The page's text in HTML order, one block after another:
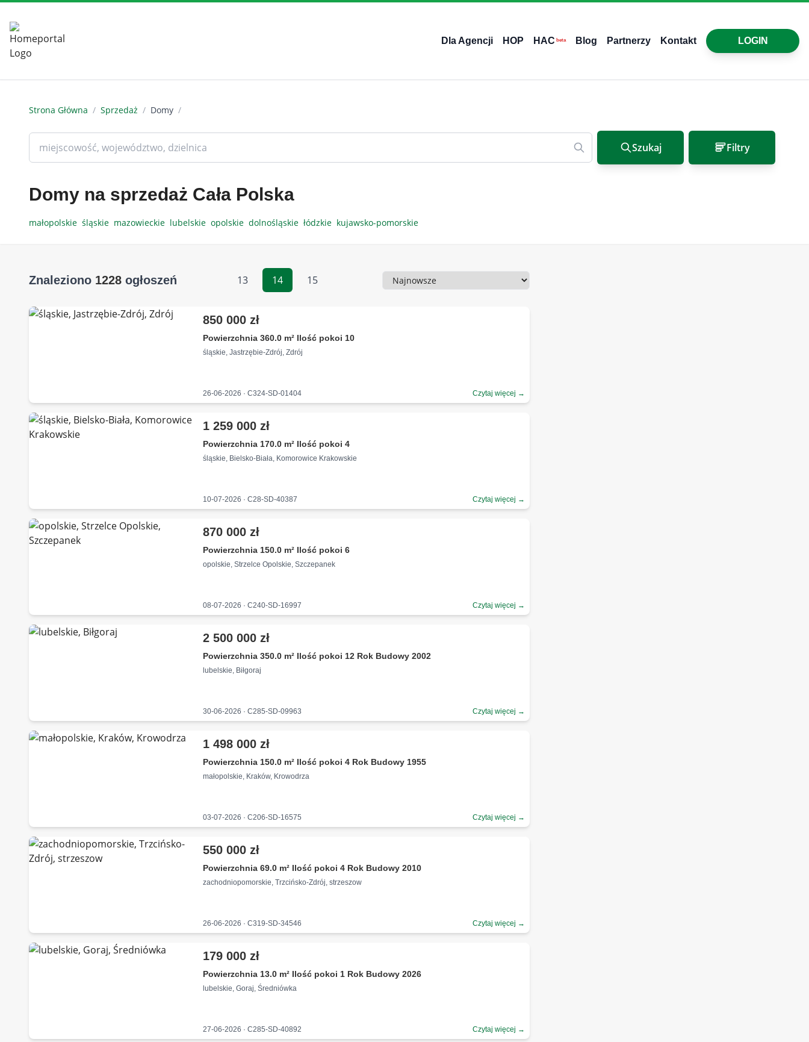
Dla Agencji HOP HAC beta Blog Partnerzy Kontakt LOGIN
Strona Główna / Sprzedaż / Domy /
Szukaj Filtry
Domy na sprzedaż Cała Polska
małopolskie śląskie mazowieckie lubelskie opolskie dolnośląskie łódzkie kujawsko-pomorskie
Znaleziono 1228 ogłoszeń 13 14 15 Sortowanie
850 000 zł
Powierzchnia 360.0 m² Ilość pokoi 10
śląskie, Jastrzębie-Zdrój, Zdrój
26-06-2026 · C324-SD-01404 Czytaj więcej →
1 259 000 zł
Powierzchnia 170.0 m² Ilość pokoi 4
śląskie, Bielsko-Biała, Komorowice Krakowskie
10-07-2026 · C28-SD-40387 Czytaj więcej →
870 000 zł
Powierzchnia 150.0 m² Ilość pokoi 6
opolskie, Strzelce Opolskie, Szczepanek
08-07-2026 · C240-SD-16997 Czytaj więcej →
2 500 000 zł
Powierzchnia 350.0 m² Ilość pokoi 12 Rok Budowy 2002
lubelskie, Biłgoraj
30-06-2026 · C285-SD-09963 Czytaj więcej →
1 498 000 zł
Powierzchnia 150.0 m² Ilość pokoi 4 Rok Budowy 1955
małopolskie, Kraków, Krowodrza
03-07-2026 · C206-SD-16575 Czytaj więcej →
550 000 zł
Powierzchnia 69.0 m² Ilość pokoi 4 Rok Budowy 2010
zachodniopomorskie, Trzcińsko-Zdrój, strzeszow
26-06-2026 · C319-SD-34546 Czytaj więcej →
179 000 zł
Powierzchnia 13.0 m² Ilość pokoi 1 Rok Budowy 2026
lubelskie, Goraj, Średniówka
27-06-2026 · C285-SD-40892 Czytaj więcej →